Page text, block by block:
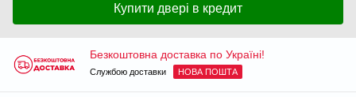
Купити двері в кредит
Безкоштовна доставка по Україні!
Службою доставки НОВА ПОШТА